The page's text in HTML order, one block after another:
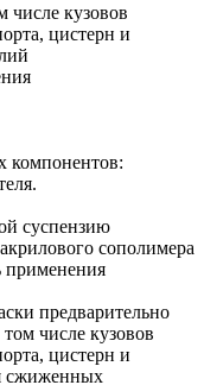
числе кузовов
цистерн и
компонентов:
суспензию
сополимера
применения
предварительно
числе кузовов
цистерн и
сжиженных